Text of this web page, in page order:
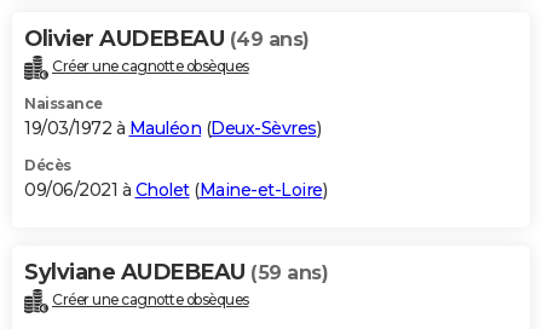
Olivier AUDEBEAU (49 ans)
Créer une cagnotte obsèques
Naissance
19/03/1972 à Mauléon (Deux-Sèvres)
Décès
09/06/2021 à Cholet(Maine-et-Loire)
Sylviane AUDEBEAU (59 ans)
Créer une cagnotte obsèques